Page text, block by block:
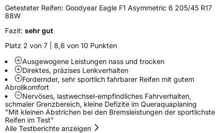
ElektroJa
Empfohlen für Audi
EU Label
EffizienzA
NasshaftungA
Rollgeräusch (Klasse)
Getesteter Reifen: Goodyear Eagle F1 Asymmetric 6 205/45 R17
88W
Fazit: sehr gut
Platz 2 von 7 | 8,6 von 10 Punkten
Ausgewogene Leistungen nass und trocken
Direktes, präzises Lenkverhalten
Fordernder, sehr sportlich fahrbarer Reifen mit gutem
Abrollkomfort
Nervöses, lastwechsel-empfindliches Fahrverhalten,
schmaler Grenzbereich, kleine Defizite im Queraquaplaning
"Mit kleinen Abstrichen bei den Bremsleistungen der sportlichste
Reifen im Test"
Alle Testberichte anzeigen